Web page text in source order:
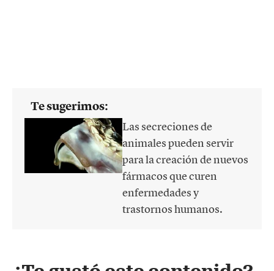
Te sugerimos:
Las secreciones de
animales pueden servir
para la creación de nuevos
fármacos que curen
enfermedades y
trastornos humanos.